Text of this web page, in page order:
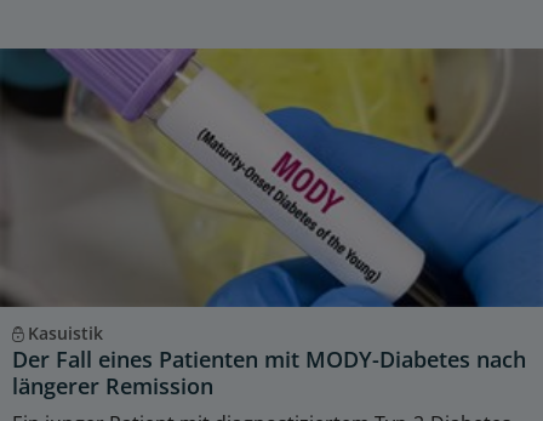
Kasuistik
Der Fall eines Patienten mit MODY-Diabetes nach
längerer Remission